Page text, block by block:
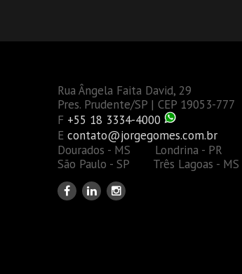
Rua Ângela Faita David, 29
Pres. Prudente/SP | CEP 19053-777
F +55 18 3334-4000
E contato@jorgegomes.com.br
Dourados - MS Londrina - PR
São Paulo - SP Três Lagoas - MS